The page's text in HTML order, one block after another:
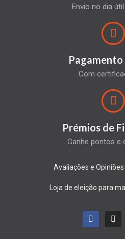
Envio no dia
Pagamento
Com
Prémios de
Ganhe pontos e
Avaliações e
Loja de eleição para